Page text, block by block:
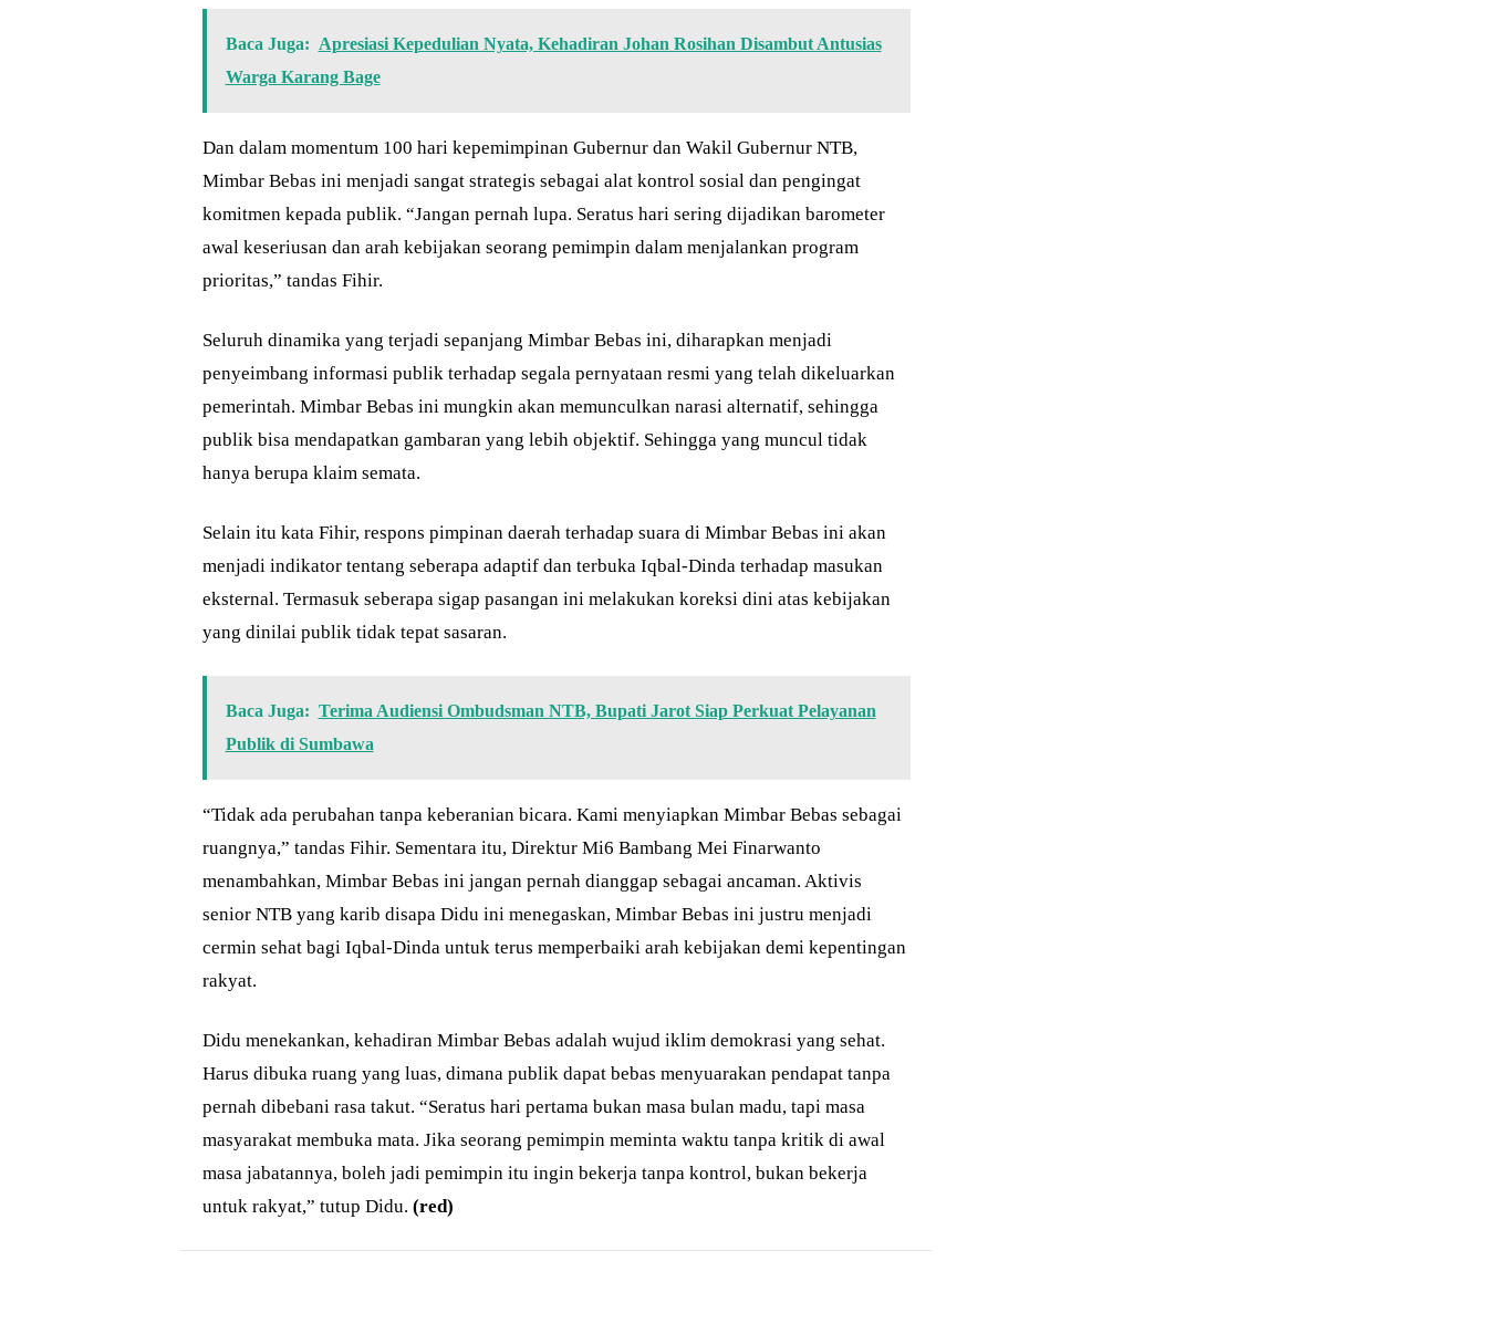
Baca Juga: Apresiasi Kepedulian Nyata, Kehadiran Johan Rosihan Disambut Antusias
Warga Karang Bage
Dan dalam momentum 100 hari kepemimpinan Gubernur dan Wakil Gubernur NTB,
Mimbar Bebas ini menjadi sangat strategis sebagai alat kontrol sosial dan pengingat
komitmen kepada publik. “Jangan pernah lupa. Seratus hari sering dijadikan barometer
awal keseriusan dan arah kebijakan seorang pemimpin dalam menjalankan program
prioritas,” tandas Fihir.
Seluruh dinamika yang terjadi sepanjang Mimbar Bebas ini, diharapkan menjadi
penyeimbang informasi publik terhadap segala pernyataan resmi yang telah dikeluarkan
pemerintah. Mimbar Bebas ini mungkin akan memunculkan narasi alternatif, sehingga
publik bisa mendapatkan gambaran yang lebih objektif. Sehingga yang muncul tidak
hanya berupa klaim semata.
Selain itu kata Fihir, respons pimpinan daerah terhadap suara di Mimbar Bebas ini akan
menjadi indikator tentang seberapa adaptif dan terbuka Iqbal-Dinda terhadap masukan
eksternal. Termasuk seberapa sigap pasangan ini melakukan koreksi dini atas kebijakan
yang dinilai publik tidak tepat sasaran.
Baca Juga: Terima Audiensi Ombudsman NTB, Bupati Jarot Siap Perkuat Pelayanan
Publik di Sumbawa
“Tidak ada perubahan tanpa keberanian bicara. Kami menyiapkan Mimbar Bebas sebagai
ruangnya,” tandas Fihir. Sementara itu, Direktur Mi6 Bambang Mei Finarwanto
menambahkan, Mimbar Bebas ini jangan pernah dianggap sebagai ancaman. Aktivis
senior NTB yang karib disapa Didu ini menegaskan, Mimbar Bebas ini justru menjadi
cermin sehat bagi Iqbal-Dinda untuk terus memperbaiki arah kebijakan demi kepentingan
rakyat.
Didu menekankan, kehadiran Mimbar Bebas adalah wujud iklim demokrasi yang sehat.
Harus dibuka ruang yang luas, dimana publik dapat bebas menyuarakan pendapat tanpa
pernah dibebani rasa takut. “Seratus hari pertama bukan masa bulan madu, tapi masa
masyarakat membuka mata. Jika seorang pemimpin meminta waktu tanpa kritik di awal
masa jabatannya, boleh jadi pemimpin itu ingin bekerja tanpa kontrol, bukan bekerja
untuk rakyat,” tutup Didu. (red)